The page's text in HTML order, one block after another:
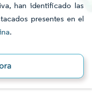
han identificado las
presentes en el
.